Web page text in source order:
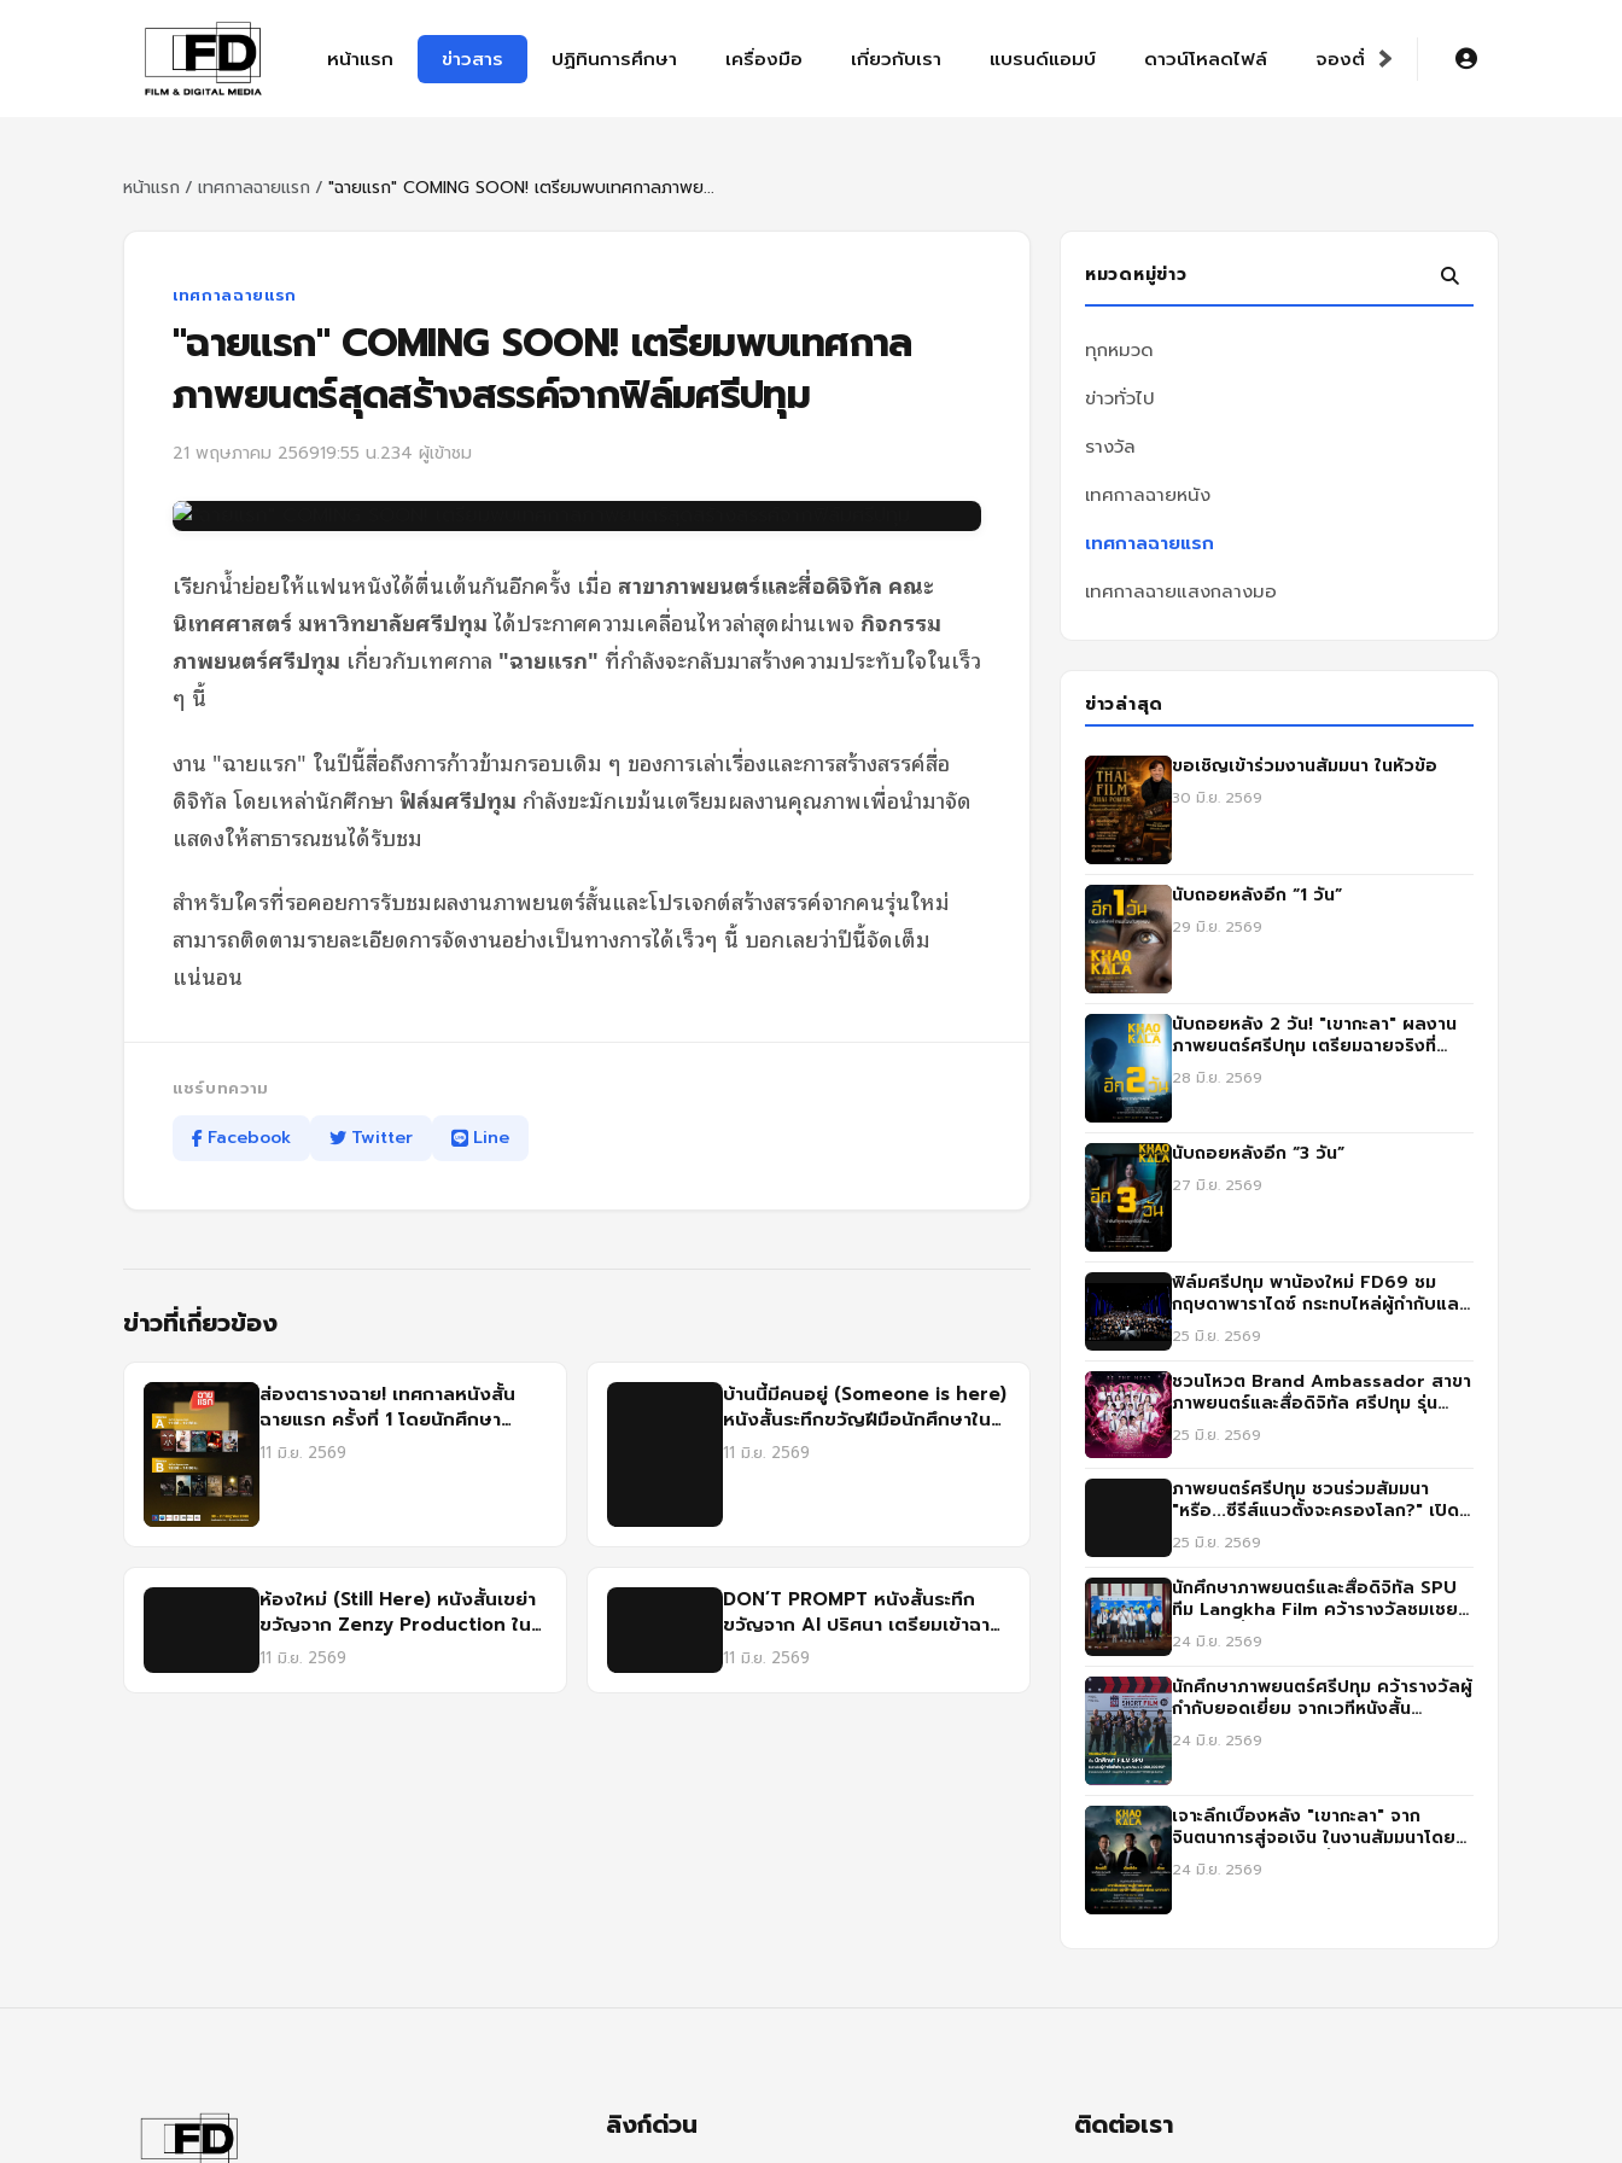
หน้าแรก ข่าวสาร ปฏิทินการศึกษา เครื่องมือ เกี่ยวกับเรา แบรนด์แอมบ์ ดาวน์โหลดไฟล์ จองตั๋วออนไลน์ E-ticket
›
หน้าแรก / เทศกาลฉายแรก / "ฉายแรก" COMING SOON! เตรียมพบเทศกาลภาพย...
เทศกาลฉายแรก
"ฉายแรก" COMING SOON! เตรียมพบเทศกาล
ภาพยนตร์สุดสร้างสรรค์จากฟิล์มศรีปทุม
21 พฤษภาคม 256919:55 น.234 ผู้เข้าชม
เรียกน้ำย่อยให้แฟนหนังได้ตื่นเต้นกันอีกครั้ง เมื่อ สาขาภาพยนตร์และสื่อดิจิทัล คณะ
นิเทศศาสตร์ มหาวิทยาลัยศรีปทุมได้ประกาศความเคลื่อนไหวล่าสุดผ่านเพจ กิจกรรม
ภาพยนตร์ศรีปทุม เกี่ยวกับเทศกาล "ฉายแรก" ที่กำลังจะกลับมาสร้างความประทับใจในเร็ว
ๆ นี้
งาน "ฉายแรก" ในปีนี้สื่อถึงการก้าวข้ามกรอบเดิม ๆ ของการเล่าเรื่องและการสร้างสรรค์สื่อ
ดิจิทัล โดยเหล่านักศึกษา ฟิล์มศรีปทุม กำลังขะมักเขม้นเตรียมผลงานคุณภาพเพื่อนำมาจัด
แสดงให้สาธารณชนได้รับชม
สำหรับใครที่รอคอยการรับชมผลงานภาพยนตร์สั้นและโปรเจกต์สร้างสรรค์จากคนรุ่นใหม่
สามารถติดตามรายละเอียดการจัดงานอย่างเป็นทางการได้เร็วๆ นี้ บอกเลยว่าปีนี้จัดเต็ม
แน่นอน
แชร์บทความ
Facebook Twitter Line
ข่าวที่เกี่ยวข้อง
ส่องตารางฉาย! เทศกาลหนังสั้น
ฉายแรก ครั้งที่ 1 โดยนักศึกษา
ภาพยนตร์และสื่อดิจิทัล
11 มิ.ย. 2569
บ้านนี้มีคนอยู่ (Someone is here)
หนังสั้นระทึกขวัญฝีมือนักศึกษาใน
เทศกาลฉายแรก ม.ศรีปทุม
11 มิ.ย. 2569
ห้องใหม่ (Still Here) หนังสั้นเขย่า
ขวัญจาก Zenzy Production ใน
เทศกาลฉายแรก ฟิล์มศรีปทุม
11 มิ.ย. 2569
DON’T PROMPT หนังสั้นระทึก
ขวัญจาก AI ปริศนา เตรียมเข้าฉาย
ในเทศกาลฉายแรกโดยฟิล์มศรีปทุม
11 มิ.ย. 2569
หมวดหมู่ข่าว
ทุกหมวด
ข่าวทั่วไป
รางวัล
เทศกาลฉายหนัง
เทศกาลฉายแรก
เทศกาลฉายแสงกลางมอ
ข่าวล่าสุด
ขอเชิญเข้าร่วมงานสัมมนา ในหัวข้อ
30 มิ.ย. 2569
นับถอยหลังอีก “1 วัน”
29 มิ.ย. 2569
นับถอยหลัง 2 วัน! "เขากะลา" ผลงาน
ภาพยนตร์ศรีปทุม เตรียมฉายจริงที่
SFX เซ็นทรัล ลาดพร้าว
28 มิ.ย. 2569
นับถอยหลังอีก “3 วัน”
27 มิ.ย. 2569
ฟิล์มศรีปทุม พาน้องใหม่ FD69 ชม
กฤษดาพาราไดซ์ กระทบไหล่ผู้กำกับและ
นักแสดงแชร์ประสบการณ์จริง
25 มิ.ย. 2569
ชวนโหวต Brand Ambassador สาขา
ภาพยนตร์และสื่อดิจิทัล ศรีปทุม รุ่น
FD69
25 มิ.ย. 2569
ภาพยนตร์ศรีปทุม ชวนร่วมสัมมนา
"หรือ...ซีรีส์แนวตั้งจะครองโลก?" เปิด
มุมมองใหม่การสร้างคอนเทนต์ยุคดิจิทัล
25 มิ.ย. 2569
นักศึกษาภาพยนตร์และสื่อดิจิทัล SPU
ทีม Langkha Film คว้ารางวัลชมเชย
ประกวดสื่อ IGNITE CREATIVITY
CHALLENGE ปี 3
24 มิ.ย. 2569
นักศึกษาภาพยนตร์ศรีปทุม คว้ารางวัลผู้
กำกับยอดเยี่ยม จากเวทีหนังสั้น
นานาชาติ ณ สปป.ลาว
24 มิ.ย. 2569
เจาะลึกเบื้องหลัง "เขากะลา" จาก
จินตนาการสู่จอเงิน ในงานสัมมนาโดย
สาขาภาพยนตร์และสื่อดิจิทัล ม.ศรีปทุม
24 มิ.ย. 2569
ลิงก์ด่วน ติดต่อเรา